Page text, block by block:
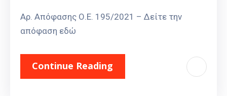
Αρ. Απόφασης Ο.Ε. 195/2021 – Δείτε την
απόφαση εδώ
Continue Reading